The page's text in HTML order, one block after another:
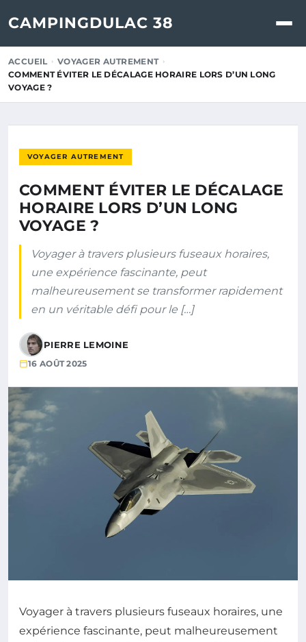
CAMPINGDULAC 38
ACCUEIL
VOYAGER AUTREMENT
COMMENT ÉVITER LE DÉCALAGE HORAIRE LORS D’UN LONG
VOYAGE ?
VOYAGER AUTREMENT
COMMENT ÉVITER LE DÉCALAGE
HORAIRE LORS D’UN LONG
VOYAGE ?
Voyager à travers plusieurs fuseaux horaires,
une expérience fascinante, peut
malheureusement se transformer rapidement
en un véritable défi pour le […]
PIERRE LEMOINE
16 AOÛT 2025
Voyager à travers plusieurs fuseaux horaires, une
expérience fascinante, peut malheureusement